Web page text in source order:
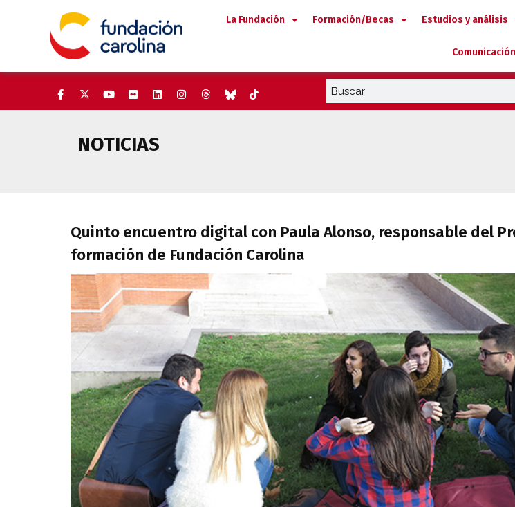
La Fundación Formación/Becas Estudios y análisis
Comunicación
NOTICIAS
Quinto encuentro digital con Paula Alonso, responsable del
formación de Fundación Carolina